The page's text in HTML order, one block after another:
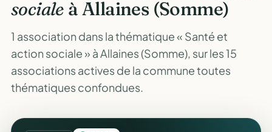
sociale à Allaines (Somme)
1 association dans la thématique « Santé et
action sociale » à Allaines (Somme), sur les 15
associations actives de la commune toutes
thématiques confondues.